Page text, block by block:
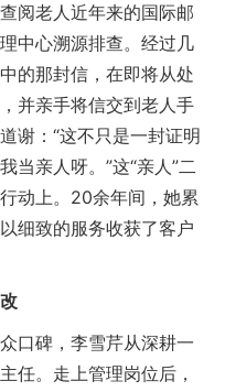
阅老人近年来的国际邮
中心溯源排查。经过几
的那封信，在即将从处
并亲手将信交到老人手
谢：“这不只是一封证明
当亲人呀。”这“亲人”二
动上。20余年间，她累
细致的服务收获了客户
碑，李雪芹从深耕一
任。走上管理岗位后，